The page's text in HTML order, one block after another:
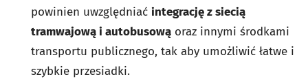
powinien uwzględniać integrację z siecią
tramwajową i autobusową oraz innymi środkami
transportu publicznego, tak aby umożliwić łatwe i
szybkie przesiadki.